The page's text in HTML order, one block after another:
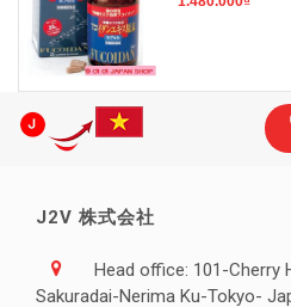
J2V 株式会社
Head office: 101-Cherry
Sakuradai-Nerima Ku-Tokyo-